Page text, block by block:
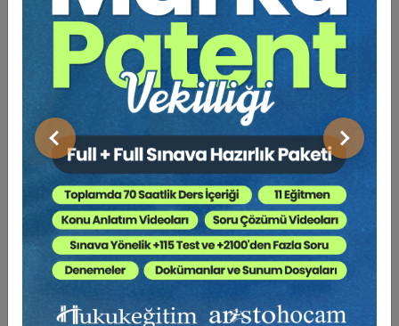
Önceki Sonraki
kazanç kayıpları yoksa salt bu dönemdeki efor kaybı nedeniyle
asgari ücret üzerinden; çalışmayan kişiler, ev kadınları,[7]
emekliler ve yaşlılar, çocuklar yönünden, asgari ücretlerin geçim
indirimsiz net tutarları üzerinden hesaplanacaktır.
Örneğin, Adli Tıp Kurumu veya yetkili bir sağlık kurulu raporunda
“Kişinin beden gücü kayıp oranı % 35 olup, iyileşme süresi (9) aya
kadar uzayacaktır, kişi bu sürede % 100 malûl sayılacaktır”
denilmişse, bu (9) aylık süre “geçici tam işgöremezlik”
süresidir. Bunun hesaplanması, kişi kazançtan yoksun kalmışsa
kazancı üzerinden, değilse asgari ücretlerin geçim indirimsiz net
tutarları üzerinden hesaplanacaktır. Hesaplamaya esas (9) aylık
kazanç veya asgari ücret tutarı belirlendikten sonra:
Kazanç veya As.Üc. x %100 g.işgöremezlik x kusur = Geçici
hesaplanmış olacaktır.